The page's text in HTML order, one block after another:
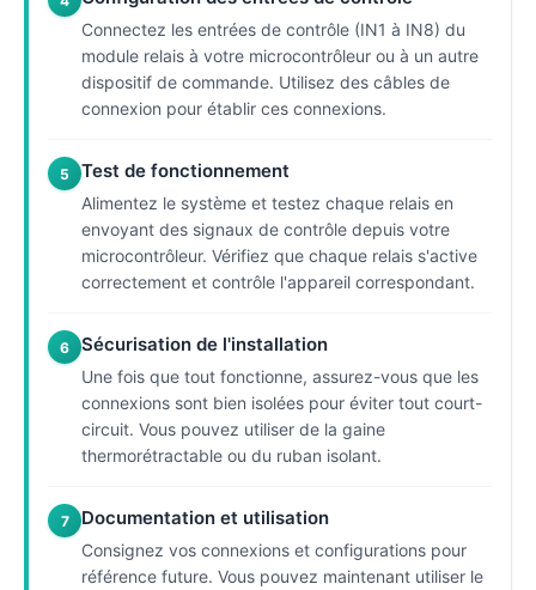
Connectez les entrées de contrôle (IN1 à IN8) du
module relais à votre microcontrôleur ou à un autre
dispositif de commande. Utilisez des câbles de
connexion pour établir ces connexions.
5 Test de fonctionnement
Alimentez le système et testez chaque relais en
envoyant des signaux de contrôle depuis votre
microcontrôleur. Vérifiez que chaque relais s'active
correctement et contrôle l'appareil correspondant.
6 Sécurisation de l'installation
Une fois que tout fonctionne, assurez-vous que les
connexions sont bien isolées pour éviter tout court-
circuit. Vous pouvez utiliser de la gaine
thermorétractable ou du ruban isolant.
7 Documentation et utilisation
Consignez vos connexions et configurations pour
référence future. Vous pouvez maintenant utiliser le